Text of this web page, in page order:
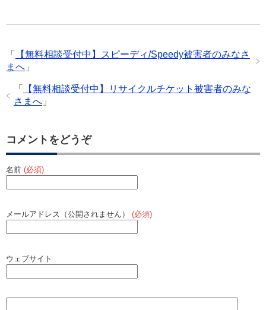
c
e
b
o
o
tt
er
e
n
a
ail
e
「
【無料相談受付中】スピーディ/Speedy被害者のみなさ
まへ 」
「
【無料相談受付中】リサイクルチケット被害者のみな
さまへ 」
コメントをどうぞ
名前 (必須)
メールアドレス（公開されません） (必須)
ウェブサイト